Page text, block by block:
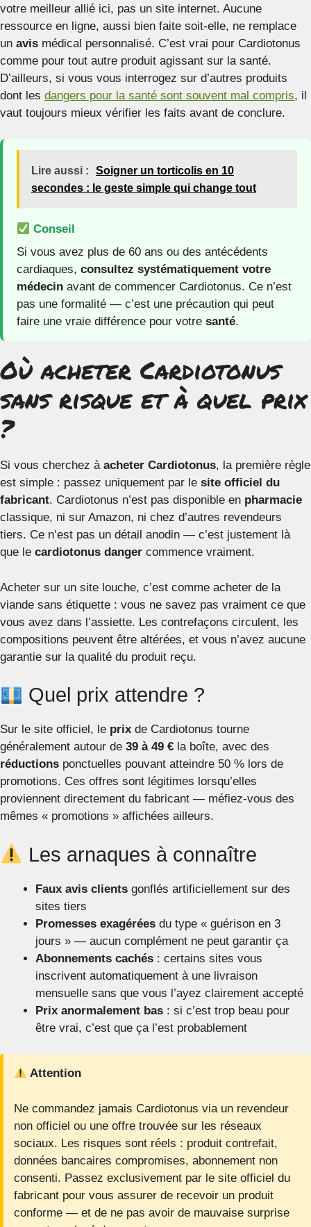
votre meilleur allié ici, pas un site internet. Aucune
ressource en ligne, aussi bien faite soit-elle, ne remplace
un avis médical personnalisé. C’est vrai pour Cardiotonus
comme pour tout autre produit agissant sur la santé.
D’ailleurs, si vous vous interrogez sur d’autres produits
dont les dangers pour la santé sont souvent mal compris, il
vaut toujours mieux vérifier les faits avant de conclure.
Lire aussi :
Soigner un torticolis en 10
secondes : le geste simple qui change tout
Conseil
Si vous avez plus de 60 ans ou des antécédents
cardiaques, consultez systématiquement votre
médecin avant de commencer Cardiotonus. Ce n’est
pas une formalité — c’est une précaution qui peut
faire une vraie différence pour votre santé.
Où acheter Cardiotonus
sans risque et à quel prix
?
Si vous cherchez à acheter Cardiotonus, la première règle
est simple : passez uniquement par le site officiel du
fabricant. Cardiotonus n’est pas disponible en pharmacie
classique, ni sur Amazon, ni chez d’autres revendeurs
tiers. Ce n’est pas un détail anodin — c’est justement là
que le cardiotonus danger commence vraiment.
Acheter sur un site louche, c’est comme acheter de la
viande sans étiquette : vous ne savez pas vraiment ce que
vous avez dans l’assiette. Les contrefaçons circulent, les
compositions peuvent être altérées, et vous n’avez aucune
garantie sur la qualité du produit reçu.
Quel prix attendre ?
Sur le site officiel, le prix de Cardiotonus tourne
généralement autour de 39 à 49 € la boîte, avec des
réductions ponctuelles pouvant atteindre 50 % lors de
promotions. Ces offres sont légitimes lorsqu’elles
proviennent directement du fabricant — méfiez-vous des
mêmes « promotions » affichées ailleurs.
Les arnaques à connaître
Faux avis clients gonflés artificiellement sur des
sites tiers
Promesses exagérées du type « guérison en 3
jours » — aucun complément ne peut garantir ça
Abonnements cachés : certains sites vous
inscrivent automatiquement à une livraison
mensuelle sans que vous l’ayez clairement accepté
Prix anormalement bas : si c’est trop beau pour
être vrai, c’est que ça l’est probablement
Attention
Ne commandez jamais Cardiotonus via un revendeur
non officiel ou une offre trouvée sur les réseaux
sociaux. Les risques sont réels : produit contrefait,
données bancaires compromises, abonnement non
consenti. Passez exclusivement par le site officiel du
fabricant pour vous assurer de recevoir un produit
conforme — et de ne pas avoir de mauvaise surprise